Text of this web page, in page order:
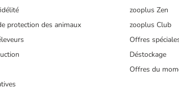
protection des animaux
zooplus Zen
zooplus Club
Offres
Déstockage
Offres du